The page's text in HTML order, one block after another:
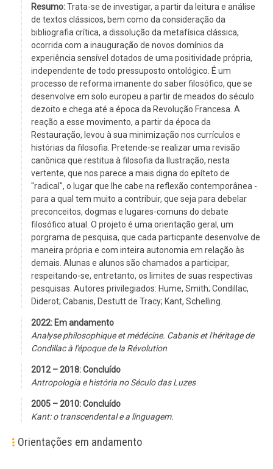
Resumo:Trata-se de investigar, a partir da leitura e análise
de textos clássicos, bem como da consideração da
bibliografia crítica, a dissolução da metafísica clássica,
ocorrida com a inauguração de novos domínios da
experiência sensível dotados de uma positividade própria,
independente de todo pressuposto ontológico. É um
processo de reforma imanente do saber filosófico, que se
desenvolve em solo europeu a partir de meados do século
dezoito e chega até a época da Revolução Francesa. A
reação a esse movimento, a partir da época da
Restauração, levou à sua minimização nos currículos e
histórias da filosofia. Pretende-se realizar uma revisão
canônica que restitua à filosofia da Ilustração, nesta
vertente, que nos parece a mais digna do epíteto de
"radical", o lugar que lhe cabe na reflexão contemporânea -
para a qual tem muito a contribuir, que seja para debelar
preconceitos, dogmas e lugares-comuns do debate
filosófico atual. O projeto é uma orientação geral, um
porgrama de pesquisa, que cada particpante desenvolve de
maneira própria e com inteira autonomia em relação às
demais. Alunas e alunos são chamados a participar,
respeitando-se, entretanto, os limites de suas respectivas
pesquisas. Autores privilegiados: Hume, Smith; Condillac,
Diderot; Cabanis, Destutt de Tracy; Kant, Schelling.
2022: Em andamento
Analyse philosophique et médécine. Cabanis et l'héritage de
Condillac à l'époque de la Révolution
2012 – 2018: Concluído
Antropologia e história no Século das Luzes
2005 – 2010: Concluído
Kant: o transcendental e a linguagem.
Orientações em andamento